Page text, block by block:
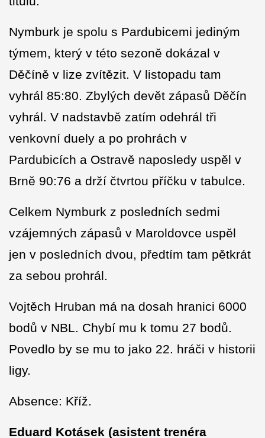
Nymburk je spolu s Pardubicemi jediným
týmem, který v této sezoně dokázal v
Děčíně v lize zvítězit. V listopadu tam
vyhrál 85:80. Zbylých devět zápasů Děčín
vyhrál. V nadstavbě zatím odehrál tři
venkovní duely a po prohrách v
Pardubicích a Ostravě naposledy uspěl v
Brně 90:76 a drží čtvrtou příčku v tabulce.
Celkem Nymburk z posledních sedmi
vzájemných zápasů v Maroldovce uspěl
jen v posledních dvou, předtím tam pětkrát
za sebou prohrál.
Vojtěch Hruban má na dosah hranici 6000
bodů v NBL. Chybí mu k tomu 27 bodů.
Povedlo by se mu to jako 22. hráči v historii
ligy.
Absence: Kříž.
Eduard Kotásek (asistent trenéra